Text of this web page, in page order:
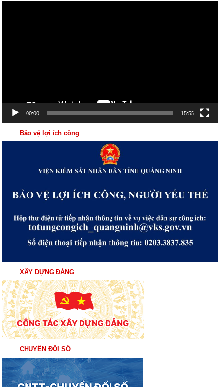
00:00 15:55
Bảo vệ lợi ích công
XÂY DỰNG ĐẢNG
CHUYỂN ĐỔI SỐ